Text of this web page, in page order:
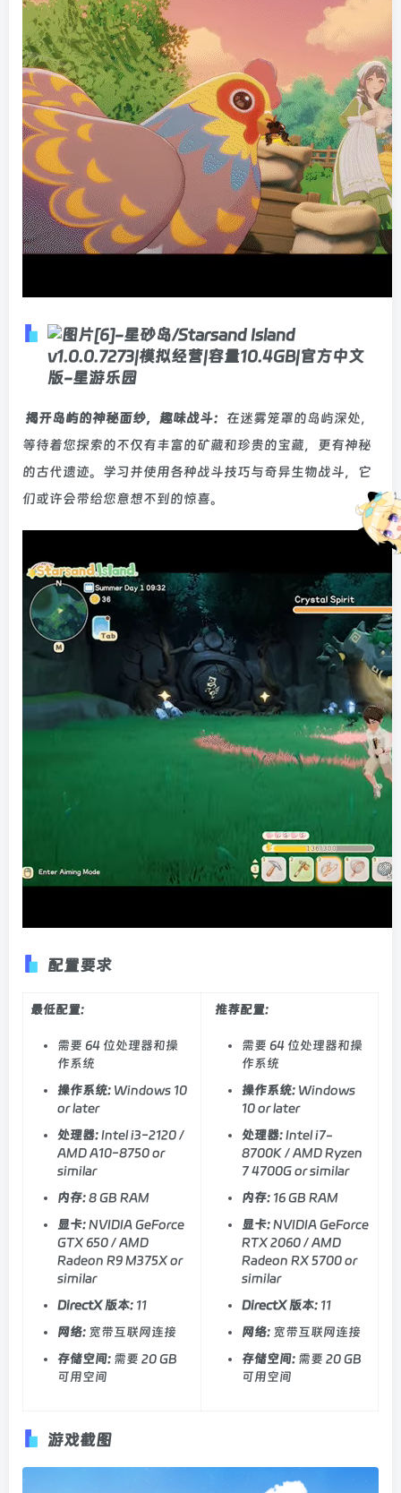
揭开岛屿的神秘面纱，趣味战斗： 在迷雾笼罩的岛屿深处，
等待着您探索的不仅有丰富的矿藏和珍贵的宝藏，更有神秘
的古代遗迹。学习并使用各种战斗技巧与奇异生物战斗，它
们或许会带给您意想不到的惊喜。
配置要求
最低配置:
需要 64 位处理器和操
作系统
操作系统: Windows 10
or later
处理器:Intel i3-2120 /
AMD A10-8750 or
similar
内存:8 GB RAM
显卡:NVIDIA GeForce
GTX 650 / AMD
Radeon R9 M375X or
similar
DirectX 版本: 11
网络: 宽带互联网连接
存储空间: 需要 20 GB
可用空间
推荐配置:
需要 64 位处理器和操
作系统
操作系统: Windows
10 or later
处理器:Intel i7-
8700K / AMD Ryzen
7 4700G or similar
内存: 16 GB RAM
显卡:NVIDIA GeForce
RTX 2060 / AMD
Radeon RX 5700 or
similar
DirectX 版本: 11
网络: 宽带互联网连接
存储空间: 需要 20 GB
可用空间
游戏截图